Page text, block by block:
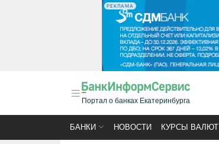
РЕКЛАМА
Портал о банках Екатеринбурга
БАНКИ НОВОСТИ КУРСЫ ВАЛЮТ